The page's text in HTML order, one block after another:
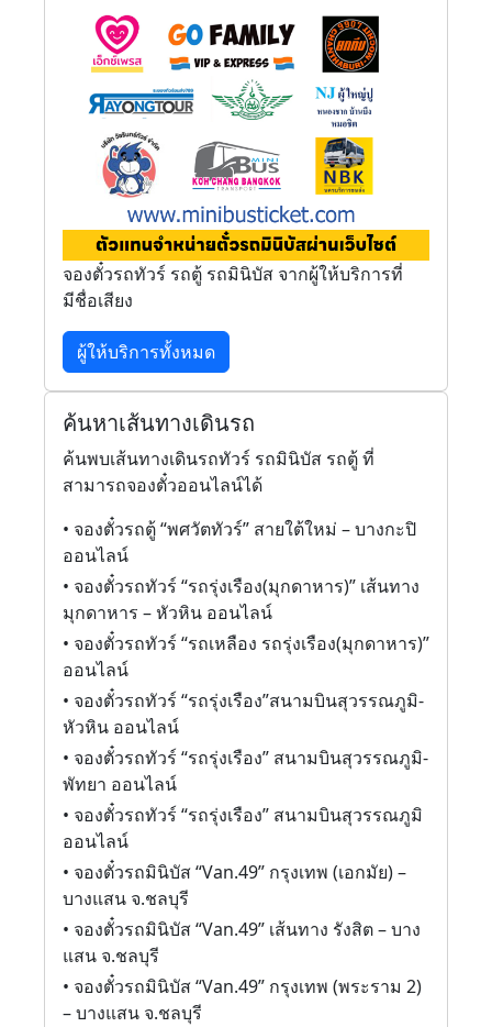
จองตั๋วรถทัวร์ รถตู้ รถมินิบัส จากผู้ให้บริการที่
มีชื่อเสียง
ผู้ให้บริการทั้งหมด
ค้นหาเส้นทางเดินรถ
ค้นพบเส้นทางเดินรถทัวร์ รถมินิบัส รถตู้ ที่
สามารถจองตั๋วออนไลน์ได้
• จองตั๋วรถตู้ “พศวัตทัวร์” สายใต้ใหม่ – บางกะปิ
ออนไลน์
• จองตั๋วรถทัวร์ “รถรุ่งเรือง(มุกดาหาร)” เส้นทาง
มุกดาหาร – หัวหิน ออนไลน์
• จองตั๋วรถทัวร์ “รถเหลือง รถรุ่งเรือง(มุกดาหาร)”
ออนไลน์
• จองตั๋วรถทัวร์ “รถรุ่งเรือง”สนามบินสุวรรณภูมิ-
หัวหิน ออนไลน์
• จองตั๋วรถทัวร์ “รถรุ่งเรือง” สนามบินสุวรรณภูมิ-
พัทยา ออนไลน์
• จองตั๋วรถทัวร์ “รถรุ่งเรือง” สนามบินสุวรรณภูมิ
ออนไลน์
• จองตั๋วรถมินิบัส “Van.49” กรุงเทพ (เอกมัย) –
บางแสน จ.ชลบุรี
• จองตั๋วรถมินิบัส “Van.49” เส้นทาง รังสิต – บาง
แสน จ.ชลบุรี
• จองตั๋วรถมินิบัส “Van.49” กรุงเทพ (พระราม 2)
– บางแสน จ.ชลบุรี